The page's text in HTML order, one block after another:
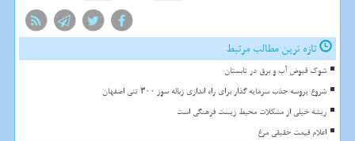
تازه ترین مطالب مرتبط
شوک قبوض آب و برق در تابستان
شروع پروسه جذب سرمایه گذار برای راه اندازی زباله سوز ۳۰۰ تنی اصفهان
ریشه خیلی از مشکلات محیط زیست فرهنگی است
اعلام قیمت حقیقی مرغ